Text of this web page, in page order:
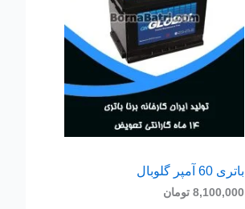
باتری 60 آمپر گلوبال
8,100,000 تومان